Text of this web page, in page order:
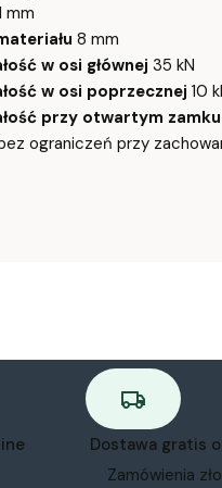
mm
8 mm
w osi głównej 35 kN
w osi poprzecznej 10
przy otwartym zamku
ograniczeń przy
Dostawa gratis
Zamówienia